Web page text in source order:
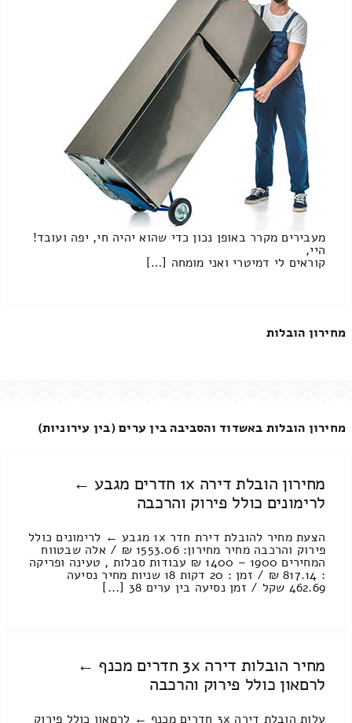
מעבירים מקרר באופן נכון כדי שהוא יהיה חי, יפה ועובד!
היי,
קוראים לי דמיטרי ואני מומחה […]
מחירון הובלות
מחירון הובלות באשדוד והסביבה בין ערים (בין עירוניות)
מחירון הובלת דירה 1x חדרים מגבע ←
לרימונים כולל פירוק והרכבה
הצעת מחיר להובלת דירת חדר 1x מגבע ← לרימונים כולל
פירוק והרכבה מחיר מחירון: 1553.06 ₪ / אלה שבטווח
המחירים 1900 – 1400 ₪ עבודות סבלות , טעינה ופריקה
: 817.14 ₪ / זמן : 20 דקות 18 שניות מחיר נסיעה
462.69 שקל / זמן נסיעה בין ערים 38 [...]
מחיר הובלות דירה 3x חדרים מכנף ←
לרםאון כולל פירוק והרכבה
עלות הובלת דירה 3x חדרים מכנף ← לרםאון כולל פירוק